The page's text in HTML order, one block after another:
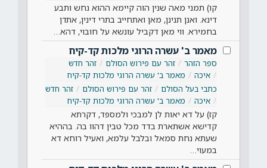
קו) תמני מאה שנין הוה קיימא ההוא נחש ותבע
דינא. ואנן תנינן, מאן ואתחייב בתרי דינין, אתדן
בחמירא. ווי מאן דקביל עונשא על חובוי, דהא…
מאמר ב' עשרה הרוגי מלכות קד-קיח
ספר הזהר זהר עם פירוש הסולם
זהר חדש
איכה
מאמר ב' עשרה הרוגי מלכות קד-קיח
כתבי בעל הסולם
זהר עם פירוש הסולם
זהר חדש
איכה
מאמר ב' עשרה הרוגי מלכות קד-קיח
קז) על דא יאות לן למבכי ולמספד, דקרתא
קדישא אשתארת בדד מכל טבין דהוו בה. בההיא
שעתא נחת סמאל ובלבל עלמא, ואעיל רוחא דא
במעוי…